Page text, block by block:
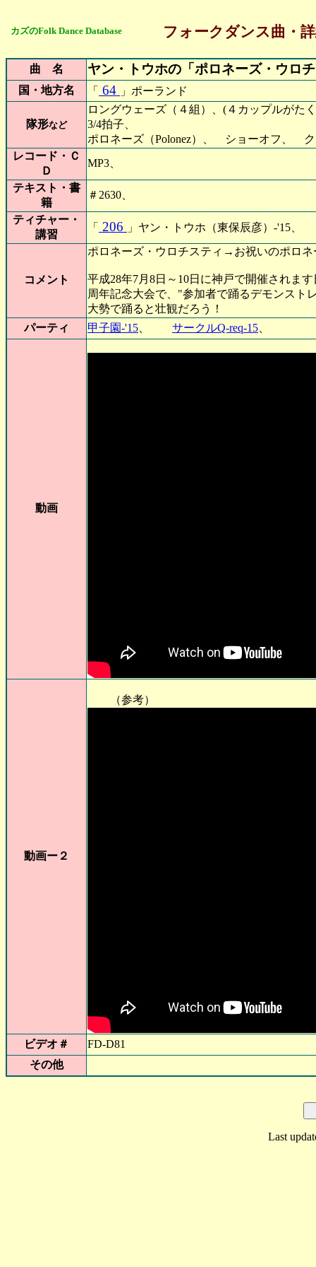
カズのFolk Dance Database フォークダンス曲・
曲 名 ヤン・トウホの「ポロネーズ・ウロ
国・地方名 「 64 」ポーランド
隊形など
ロングウェーズ（４組）、(４カップルが
3/4拍子、
ポロネーズ（Polonez）、 ショーオフ
レコード・Ｃ
Ｄ
MP3、
テキスト・書
籍
＃2630、
ティチャー・
講習
「 206 」ヤン・トウホ（東保辰彦）-'15、
コメント
ポロネーズ・ウロチスティ→お祝いのポロネ
平成28年7月8日～10日に神戸で開催されま
周年記念大会で、"参加者で踊るデモンスト
大勢で踊ると壮観だろう！
パーティ
甲子園-'15 サークルQ-req-15
動画
動画ー２
（参考）
ビデオ＃
FD-D81
その他
Last